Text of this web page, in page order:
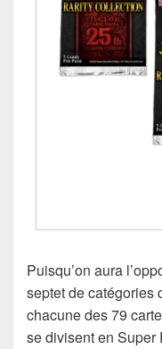
Puisqu’on aura
septet de catégories
chacune des 79
se divisent en Super